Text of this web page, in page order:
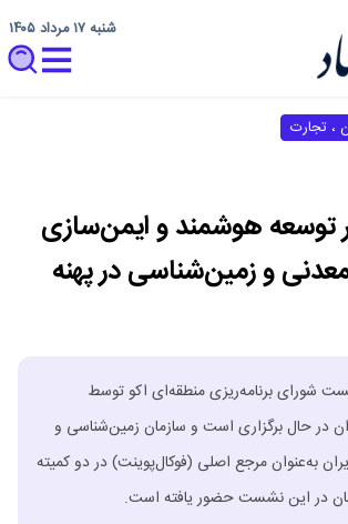
شنبه ۱۷ مرداد ۱۴۰۵
، تجارت
توسعه هوشمند و ایمن‌سازی
و زمین‌شناسی در پهنه
برنامه‌ریزی منطقه‌ای اکو توسط
در حال برگزاری است و سازمان زمین‌شناسی و
به‌عنوان مرجع اصلی (فوکال‌پوینت) در دو کمیته
در این نشست حضور یافته است.